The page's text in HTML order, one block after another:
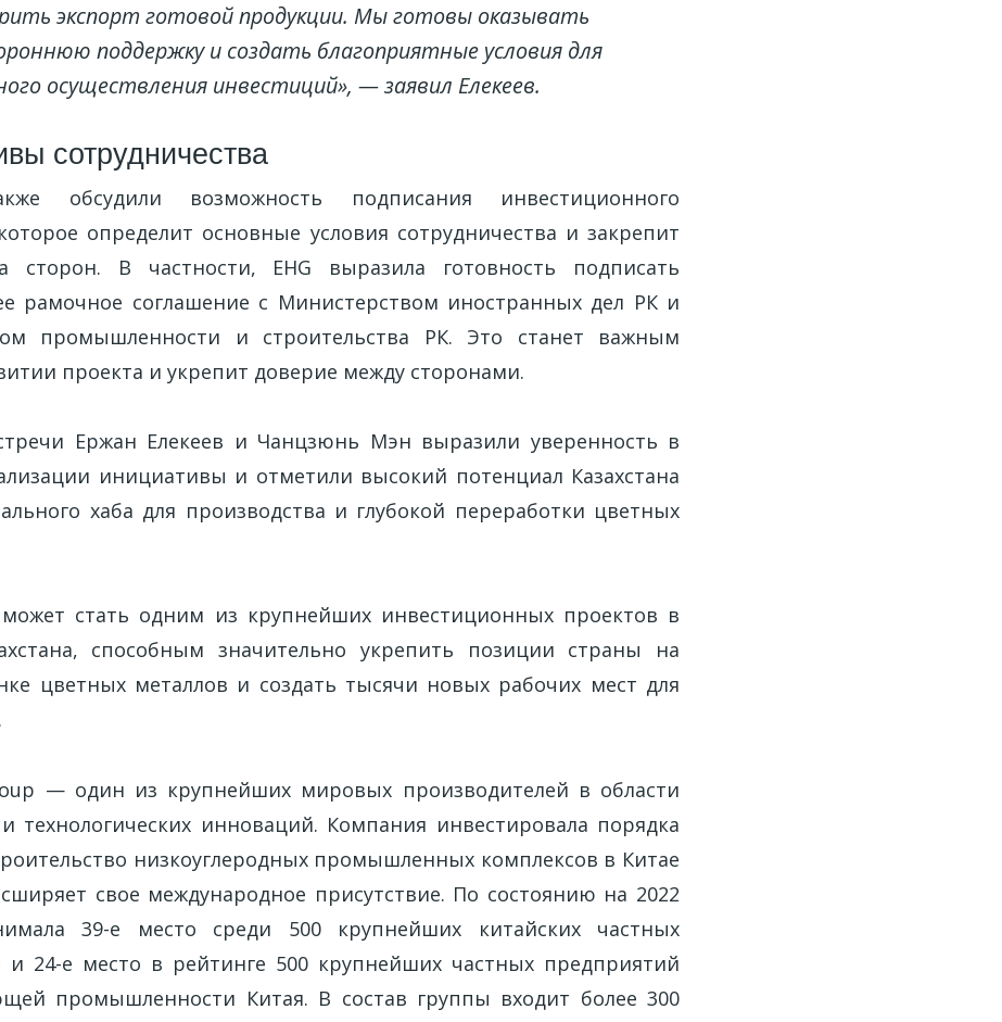
экспорт готовой продукции. Мы готовы оказывать
поддержку и создать благоприятные условия для
осуществления инвестиций», — заявил Елекеев.
сотрудничества
обсудили возможность подписания инвестиционного
определит основные условия сотрудничества и закрепит
сторон. В частности, EHG выразила готовность подписать
рамочное соглашение с Министерством иностранных дел РК и
промышленности и строительства РК. Это станет важным
проекта и укрепит доверие между сторонами.
Ержан Елекеев и Чанцзюнь Мэн выразили уверенность в
инициативы и отметили высокий потенциал Казахстана
хаба для производства и глубокой переработки цветных
стать одним из крупнейших инвестиционных проектов в
способным значительно укрепить позиции страны на
цветных металлов и создать тысячи новых рабочих мест для
— один из крупнейших мировых производителей в области
технологических инноваций. Компания инвестировала порядка
низкоуглеродных промышленных комплексов в Китае
свое международное присутствие. По состоянию на 2022
39-е место среди 500 крупнейших китайских частных
и 24-е место в рейтинге 500 крупнейших частных предприятий
промышленности Китая. В состав группы входит более 300